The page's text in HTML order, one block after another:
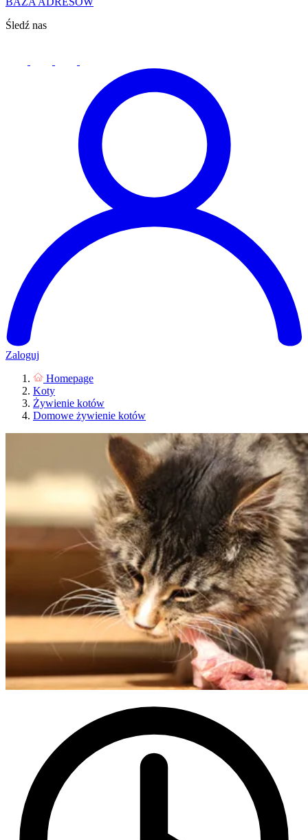
Śledź nas
Zaloguj
Homepage
Koty
Żywienie kotów
Domowe żywienie kotów